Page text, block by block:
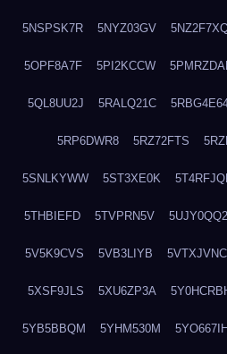
5NSPSK7R 5NYZ03GV
5OPF8A7F 5PI2KCCW
5QL8UU2J 5RALQ21C
5RP6DWR8 5RZ72FTS
5SNLKYWW 5ST3XE0K
5THBIEFD 5TVPRN5V 5UJY0QQ2
5V5K9CVS 5VB3LIYB 5VTXJVNC
5XSF9JLS 5XU6ZP3A
5YB5BBQM 5YHM530M 5YO667IH